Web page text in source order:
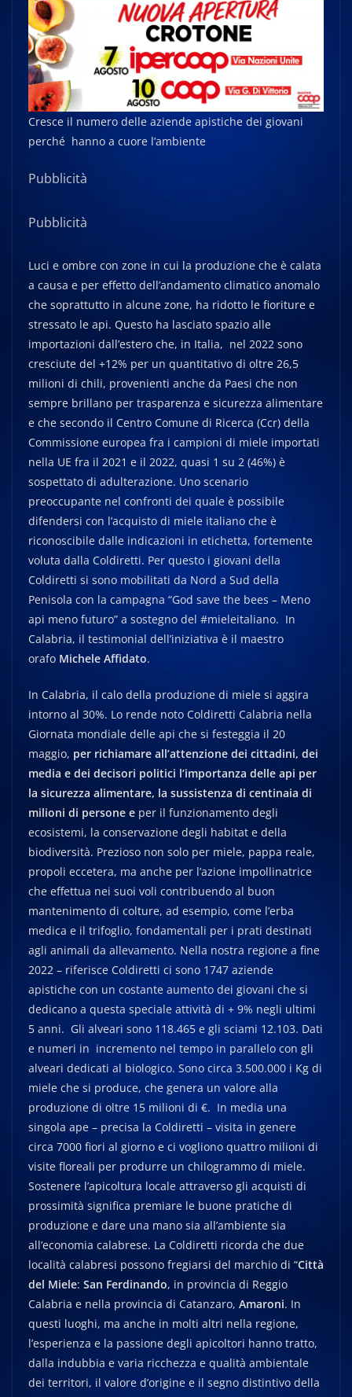
Cresce il numero delle aziende apistiche dei giovani
perché hanno a cuore l’ambiente
Pubblicità
Pubblicità
Luci e ombre con zone in cui la produzione che è calata
a causa e per effetto dell’andamento climatico anomalo
che soprattutto in alcune zone, ha ridotto le fioriture e
stressato le api. Questo ha lasciato spazio alle
importazioni dall’estero che, in Italia, nel 2022 sono
cresciute del +12% per un quantitativo di oltre 26,5
milioni di chili, provenienti anche da Paesi che non
sempre brillano per trasparenza e sicurezza alimentare
e che secondo il Centro Comune di Ricerca (Ccr) della
Commissione europea fra i campioni di miele importati
nella UE fra il 2021 e il 2022, quasi 1 su 2 (46%) è
sospettato di adulterazione. Uno scenario
preoccupante nel confronti dei quale è possibile
difendersi con l’acquisto di miele italiano che è
riconoscibile dalle indicazioni in etichetta, fortemente
voluta dalla Coldiretti. Per questo i giovani della
Coldiretti si sono mobilitati da Nord a Sud della
Penisola con la campagna “God save the bees – Meno
api meno futuro” a sostegno del #mieleitaliano. In
Calabria, il testimonial dell’iniziativa è il maestro
orafo Michele Affidato.
In Calabria, il calo della produzione di miele si aggira
intorno al 30%. Lo rende noto Coldiretti Calabria nella
Giornata mondiale delle api che si festeggia il 20
maggio, per richiamare all’attenzione dei cittadini, dei
media e dei decisori politici l’importanza delle api per
la sicurezza alimentare, la sussistenza di centinaia di
milioni di persone e per il funzionamento degli
ecosistemi, la conservazione degli habitat e della
biodiversità. Prezioso non solo per miele, pappa reale,
propoli eccetera, ma anche per l’azione impollinatrice
che effettua nei suoi voli contribuendo al buon
mantenimento di colture, ad esempio, come l’erba
medica e il trifoglio, fondamentali per i prati destinati
agli animali da allevamento. Nella nostra regione a fine
2022 – riferisce Coldiretti ci sono 1747 aziende
apistiche con un costante aumento dei giovani che si
dedicano a questa speciale attività di + 9% negli ultimi
5 anni. Gli alveari sono 118.465 e gli sciami 12.103. Dati
e numeri in incremento nel tempo in parallelo con gli
alveari dedicati al biologico. Sono circa 3.500.000 i Kg di
miele che si produce, che genera un valore alla
produzione di oltre 15 milioni di €. In media una
singola ape – precisa la Coldiretti – visita in genere
circa 7000 fiori al giorno e ci vogliono quattro milioni di
visite floreali per produrre un chilogrammo di miele.
Sostenere l’apicoltura locale attraverso gli acquisti di
prossimità significa premiare le buone pratiche di
produzione e dare una mano sia all’ambiente sia
all’economia calabrese. La Coldiretti ricorda che due
località calabresi possono fregiarsi del marchio di “Città
del Miele: San Ferdinando, in provincia di Reggio
Calabria e nella provincia di Catanzaro, Amaroni. In
questi luoghi, ma anche in molti altri nella regione,
l’esperienza e la passione degli apicoltori hanno tratto,
dalla indubbia e varia ricchezza e qualità ambientale
dei territori, il valore d’origine e il segno distintivo della